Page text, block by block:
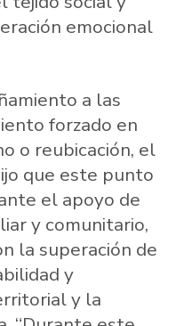
emocional
a las
forzado en
o reubicación, el
que este punto
el apoyo de
y comunitario,
la superación de
y
y la